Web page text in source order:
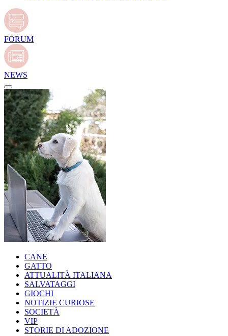
FORUM
NEWS
CANE
GATTO
ATTUALITÀ ITALIANA
SALVATAGGI
GIOCHI
NOTIZIE CURIOSE
SOCIETÀ
VIP
STORIE DI ADOZIONE